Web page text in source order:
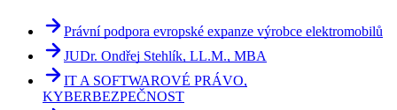
Právní podpora evropské expanze výrobce elektromobilů
JUDr. Ondřej Stehlík, LL.M., MBA
IT A SOFTWAROVÉ PRÁVO,
KYBERBEZPEČNOST